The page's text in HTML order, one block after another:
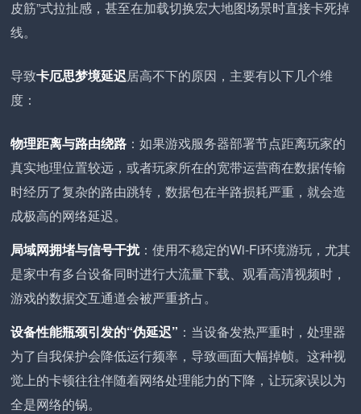
皮筋”式拉扯感，甚至在加载切换宏大地图场景时直接卡死掉
线。
导致卡厄思梦境延迟居高不下的原因，主要有以下几个维
度：
物理距离与路由绕路 ：如果游戏服务器部署节点距离玩家的
真实地理位置较远，或者玩家所在的宽带运营商在数据传输
时经历了复杂的路由跳转，数据包在半路损耗严重，就会造
成极高的网络延迟。
局域网拥堵与信号干扰：使用不稳定的Wi-Fi环境游玩，尤其
是家中有多台设备同时进行大流量下载、观看高清视频时，
游戏的数据交互通道会被严重挤占。
设备性能瓶颈引发的“伪延迟” ：当设备发热严重时，处理器
为了自我保护会降低运行频率，导致画面大幅掉帧。这种视
觉上的卡顿往往伴随着网络处理能力的下降，让玩家误以为
全是网络的锅。